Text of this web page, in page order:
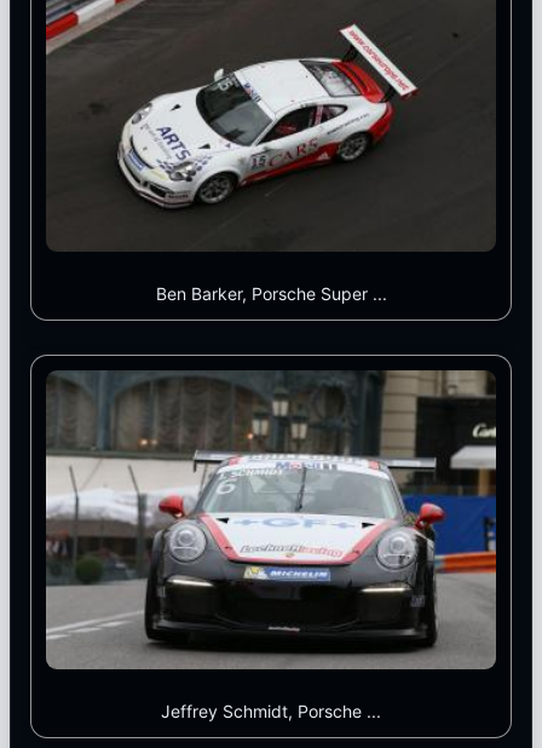
Ben Barker, Porsche Super ...
Jeffrey Schmidt, Porsche ...